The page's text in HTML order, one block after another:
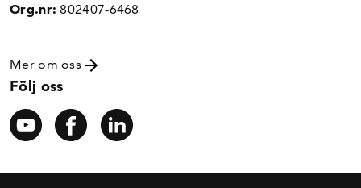
Org.nr: 802407-6468
Mer om oss
Följ oss